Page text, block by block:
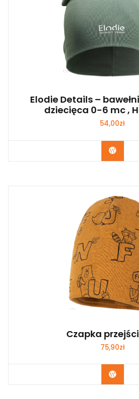
Elodie Details –
dziecięca 0-6 mc ,
54,00zł
Kup
Czapka
75,90zł
Kup